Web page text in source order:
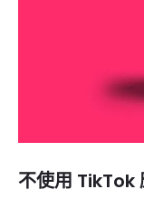
不使用 TikTok